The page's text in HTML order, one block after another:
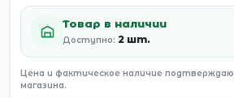
Товар в наличии
Доступно: 2 шт.
Цена и фактическое наличие
магазина.